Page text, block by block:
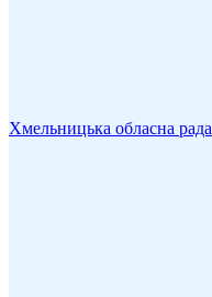
Хмельницька обласна рада